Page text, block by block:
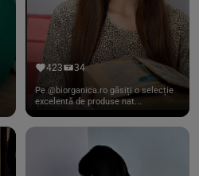
423 34
Pe @biorganica.ro găsiți o selecție
excelentă de produse nat...